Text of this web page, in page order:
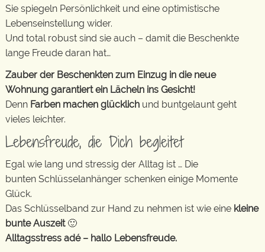
Sie spiegeln Persönlichkeit und eine optimistische
Lebenseinstellung wider.
Und total robust sind sie auch – damit die Beschenkte
lange Freude daran hat…
Zauber der Beschenkten zum Einzug in die neue
Wohnung garantiert ein Lächeln ins Gesicht!
Denn Farben machen glücklich und buntgelaunt geht
vieles leichter.
Lebensfreude, die Dich begleitet
Egal wie lang und stressig der Alltag ist … Die
bunten Schlüsselanhänger schenken einige Momente
Glück.
Das Schlüsselband zur Hand zu nehmen ist wie eine kleine
bunte Auszeit🙂
Alltagsstress adé – hallo Lebensfreude.